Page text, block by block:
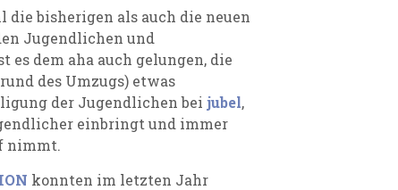
die bisherigen als auch die neuen
Jugendlichen und
dem aha auch gelungen, die
des Umzugs) etwas
der Jugendlichen bei jubel,
einbringt und immer
nimmt.
konnten im letzten Jahr